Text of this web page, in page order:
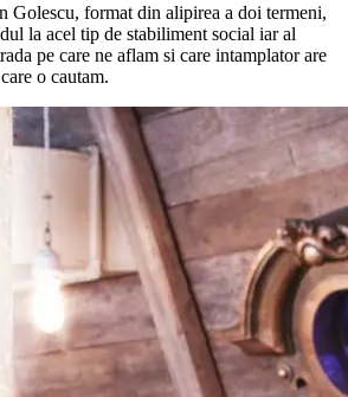
Golescu, format din alipirea a doi termeni,
la acel tip de stabiliment social iar al
pe care ne aflam si care intamplator are
o cautam.